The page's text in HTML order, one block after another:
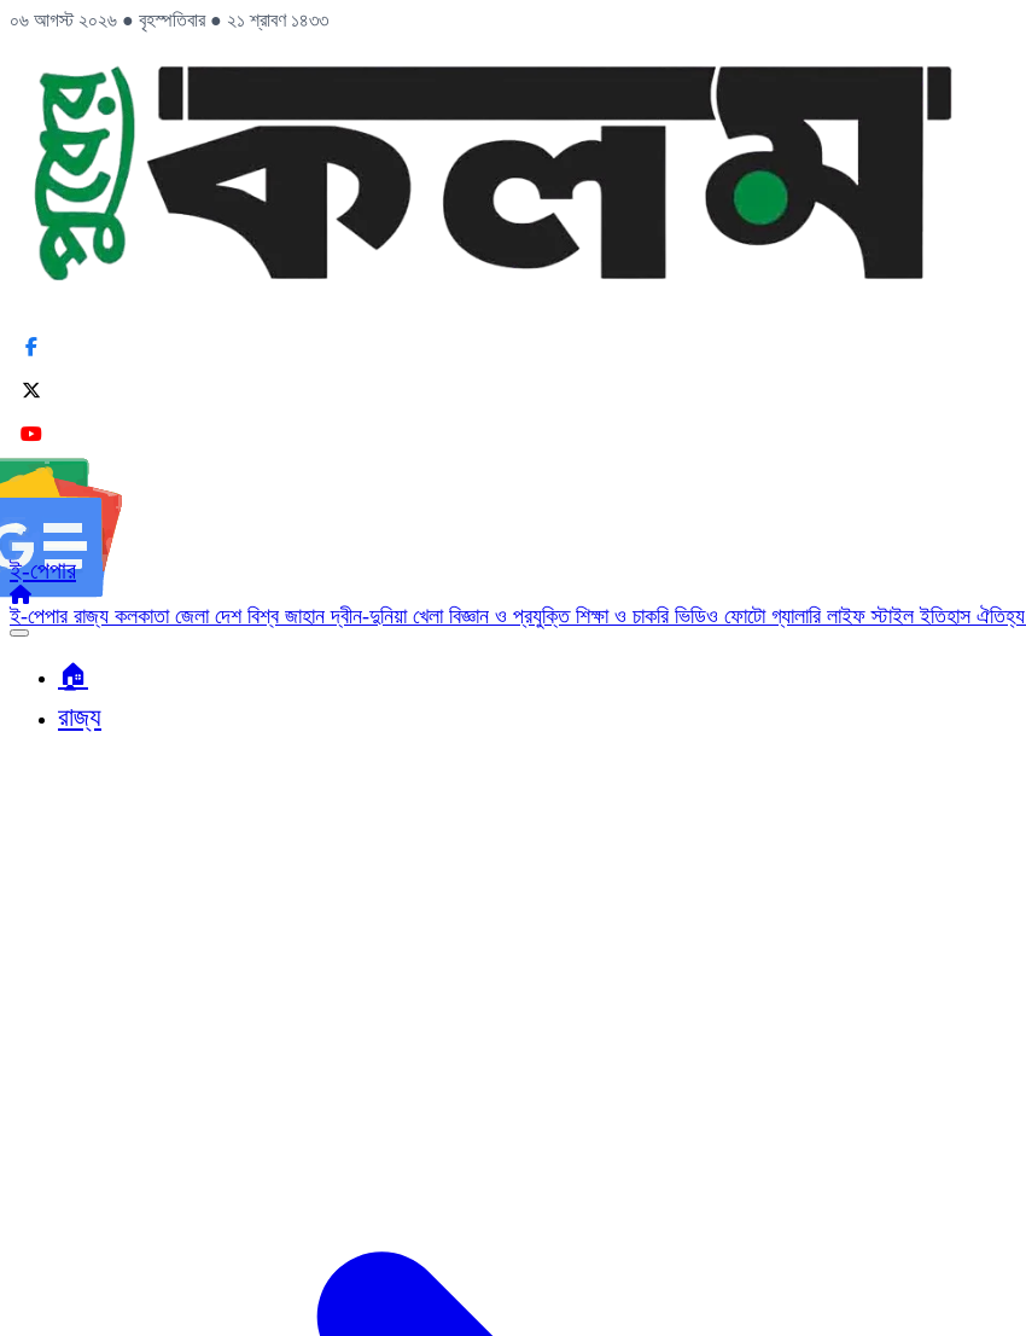
০৬ আগস্ট ২০২৬ ● বৃহস্পতিবার ● ২১ শ্রাবণ ১৪৩৩
ই-পেপার
ই-পেপার রাজ্য কলকাতা জেলা দেশ বিশ্ব জাহানদ্বীন-দুনিয়া খেলা বিজ্ঞান ও প্রযুক্তি শিক্ষা ও চাকরি ভিডিও ফোটো গ্যালারি লাইফ স্টাইলইতিহাস ঐতিহ্য
🏠︎
রাজ্য